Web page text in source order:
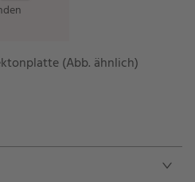
(Abb. ähnlich)